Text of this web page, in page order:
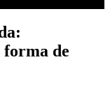
de